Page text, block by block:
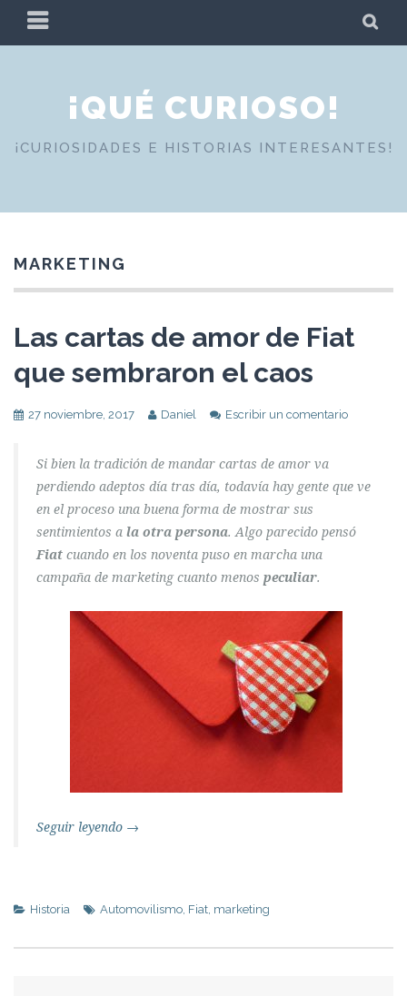
PRIMARY
MENU
¡QUÉ CURIOSO!
¡CURIOSIDADES E HISTORIAS INTERESANTES!
MARKETING
Las cartas de amor de Fiat
que sembraron el caos
27 noviembre, 2017 Daniel Escribir un comentario
Si bien la tradición de mandar cartas de amor va
perdiendo adeptos día tras día, todavía hay gente que ve
en el proceso una buena forma de mostrar sus
sentimientos a la otra persona. Algo parecido pensó
Fiat cuando en los noventa puso en marcha una
campaña de marketing cuanto menos peculiar.
Seguir leyendo →
Historia Automovilismo, Fiat, marketing